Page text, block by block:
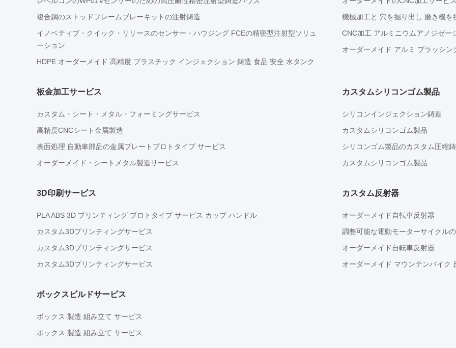
複合鋼のストッドフレームブレーキットの注射鋳造
イノベティブ・クイック・リリースのセンサー・ハウジング FCEの精密型注射型ソリュ
ーション
HDPE オーダーメイド 高精度 プラスチック インジェクション 鋳造 食品 安全 水タンク
機械加工と 穴を掘り出し 磨き機を
CNC加工 アルミニウムアノジゼー
オーダーメイド アルミ ブラッシ
板金加工サービス
カスタム・シート・メタル・フォーミングサービス
高精度CNCシート金属製造
表面処理 自動車部品の金属プレートプロトタイプ サービス
オーダーメイド・シートメタル製造サービス
カスタムシリコンゴム製品
シリコンインジェクション鋳造
カスタムシリコンゴム製品
シリコンゴム製品のカスタム圧縮
カスタムシリコンゴム製品
3D印刷サービス
PLA ABS 3D プリンティング プロトタイプ サービス カップ ハンドル
カスタム3Dプリンティングサービス
カスタム3Dプリンティングサービス
カスタム3Dプリンティングサービス
カスタム反射器
オーダーメイド自転車反射器
調整可能な電動モーターサイクル
オーダーメイド自転車反射器
オーダーメイド マウンテンバイク
ボックスビルドサービス
ボックス 製造 組み立て サービス
ボックス 製造 組み立て サービス